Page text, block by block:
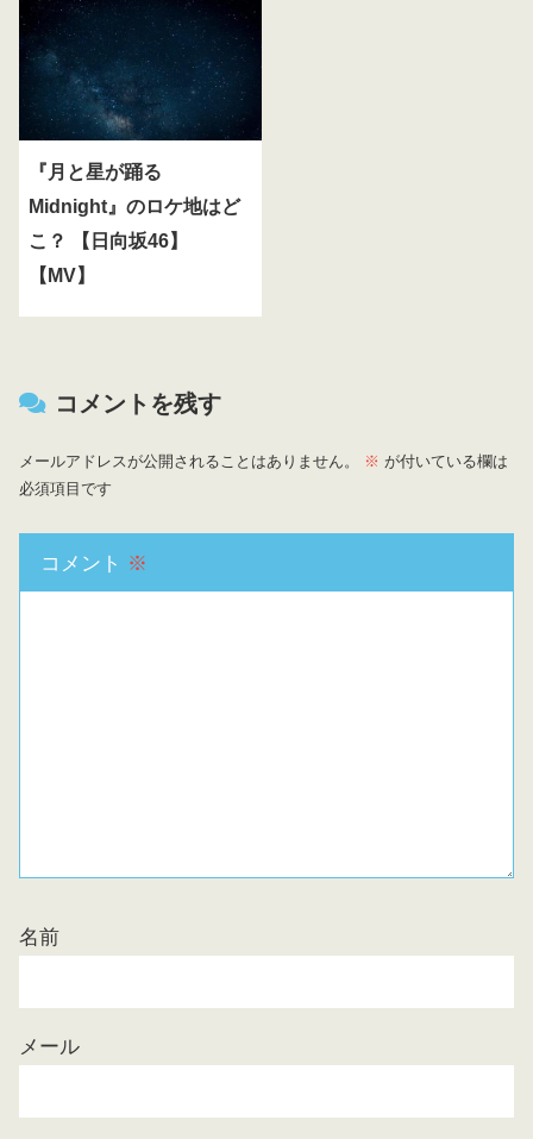
『月と星が踊る
Midnight』のロケ地はど
こ？ 【日向坂46】
【MV】
コメントを残す
メールアドレスが公開されることはありません。 ※ が付いている欄は
必須項目です
コメント ※
名前
メール